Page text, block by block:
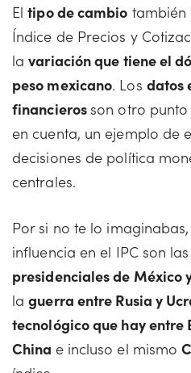
Eltipo de cambio también
Índice de Precios y
lavariación que tiene el
peso mexicano. Los datos
financieros son otro
en cuenta, un ejemplo de
decisiones de política
centrales.
Por si no te lo
influencia en el IPC son las
presidenciales de México
laguerra entre Rusia y
tecnológico que hay entre
China e incluso el mismo